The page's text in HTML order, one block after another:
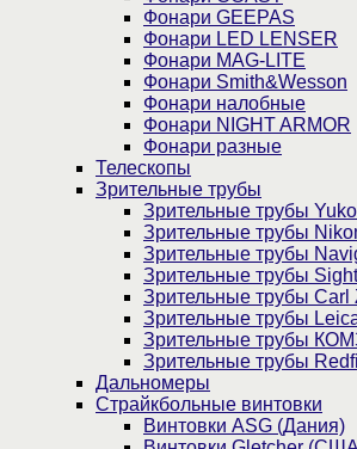
Фонари GEEPAS
Фонари LED LENSER
Фонари MAG-LITE
Фонари Smith&Wesson
Фонари налобные
Фонари NIGHT ARMOR
Фонари разные
Телескопы
Зрительные трубы
Зрительные трубы
Зрительные трубы
Зрительные трубы
Зрительные трубы
Зрительные трубы Carl
Зрительные трубы
Зрительные трубы
Зрительные трубы
Дальномеры
Страйкбольные винтовки
Винтовки ASG (Дания)